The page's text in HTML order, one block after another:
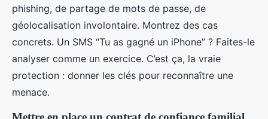
phishing, de partage de mots de passe, de
géolocalisation involontaire. Montrez des cas
concrets. Un SMS “Tu as gagné un iPhone” ? Faites-le
analyser comme un exercice. C’est ça, la vraie
protection : donner les clés pour reconnaître une
menace.